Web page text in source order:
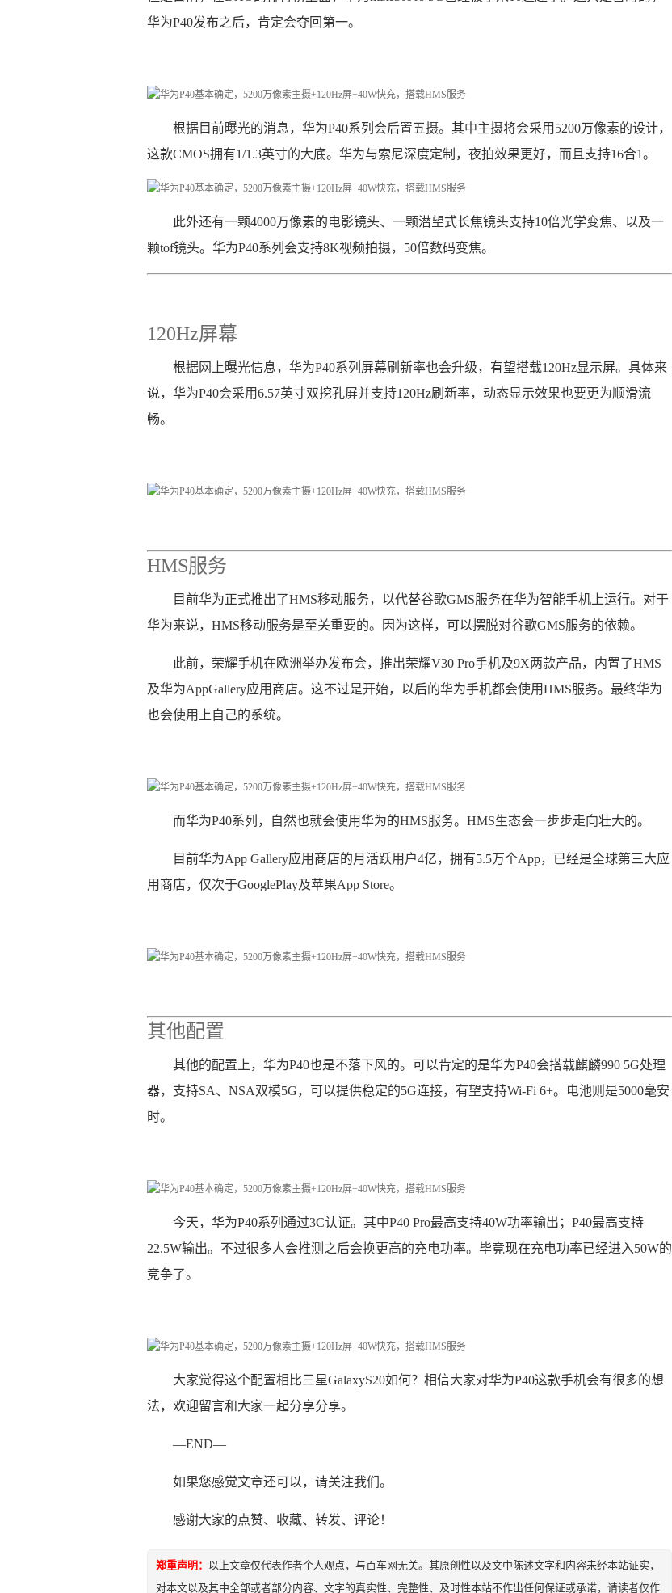
华为P40发布之后，肯定会夺回第一。
根据目前曝光的消息，华为P40系列会后置五摄。其中主摄将会采用5200万像素的设计，
这款CMOS拥有1/1.3英寸的大底。华为与索尼深度定制，夜拍效果更好，而且支持16合1。
此外还有一颗4000万像素的电影镜头、一颗潜望式长焦镜头支持10倍光学变焦、以及一
颗tof镜头。华为P40系列会支持8K视频拍摄，50倍数码变焦。
120Hz屏幕
根据网上曝光信息，华为P40系列屏幕刷新率也会升级，有望搭载120Hz显示屏。具体来
说，华为P40会采用6.57英寸双挖孔屏并支持120Hz刷新率，动态显示效果也要更为顺滑流
畅。
HMS服务
目前华为正式推出了HMS移动服务，以代替谷歌GMS服务在华为智能手机上运行。对于
华为来说，HMS移动服务是至关重要的。因为这样，可以摆脱对谷歌GMS服务的依赖。
此前，荣耀手机在欧洲举办发布会，推出荣耀V30 Pro手机及9X两款产品，内置了HMS
及华为AppGallery应用商店。这不过是开始，以后的华为手机都会使用HMS服务。最终华为
也会使用上自己的系统。
而华为P40系列，自然也就会使用华为的HMS服务。HMS生态会一步步走向壮大的。
目前华为App Gallery应用商店的月活跃用户4亿，拥有5.5万个App，已经是全球第三大应
用商店，仅次于GooglePlay及苹果App Store。
其他配置
其他的配置上，华为P40也是不落下风的。可以肯定的是华为P40会搭载麒麟990 5G处理
器，支持SA、NSA双模5G，可以提供稳定的5G连接，有望支持Wi-Fi 6+。电池则是5000毫安
时。
今天，华为P40系列通过3C认证。其中P40 Pro最高支持40W功率输出；P40最高支持
22.5W输出。不过很多人会推测之后会换更高的充电功率。毕竟现在充电功率已经进入50W的
竞争了。
大家觉得这个配置相比三星GalaxyS20如何？相信大家对华为P40这款手机会有很多的想
法，欢迎留言和大家一起分享分享。
—END—
如果您感觉文章还可以，请关注我们。
感谢大家的点赞、收藏、转发、评论！
郑重声明： 以上文章仅代表作者个人观点，与百车网无关。其原创性以及文中陈述文字和内容未经本站证实，
对本文以及其中全部或者部分内容、文字的真实性、完整性、及时性本站不作出任何保证或承诺，请读者仅作